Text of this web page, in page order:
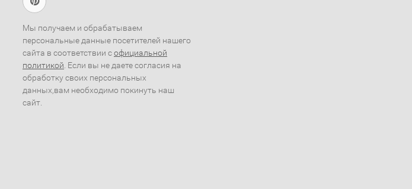
Мы получаем и обрабатываем
персональные данные посетителей нашего
сайта в соответствии софициальной
политикой . Если вы не даете согласия на
обработку своих персональных
данных,вам необходимо покинуть наш
сайт.